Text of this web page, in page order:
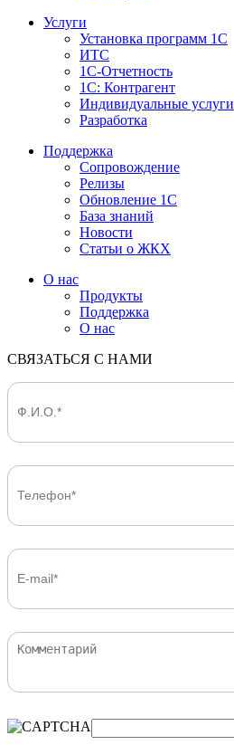
Услуги
Установка программ 1С
ИТС
1С-Отчетность
1С: Контрагент
Индивидуальные услуги
Разработка
Поддержка
Сопровождение
Релизы
Обновление 1С
База знаний
Новости
Статьи о ЖКХ
О нас
Продукты
Поддержка
О нас
СВЯЗАТЬСЯ С НАМИ